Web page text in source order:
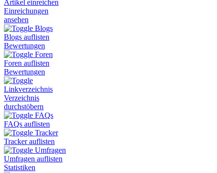
Artikel einreichen
Einreichungen
ansehen
Blogs
Blogs auflisten
Bewertungen
Foren
Foren auflisten
Bewertungen
Linkverzeichnis
Verzeichnis
durchstöbern
FAQs
FAQs auflisten
Tracker
Tracker auflisten
Umfragen
Umfragen auflisten
Statistiken